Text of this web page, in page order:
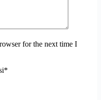
for the next time I